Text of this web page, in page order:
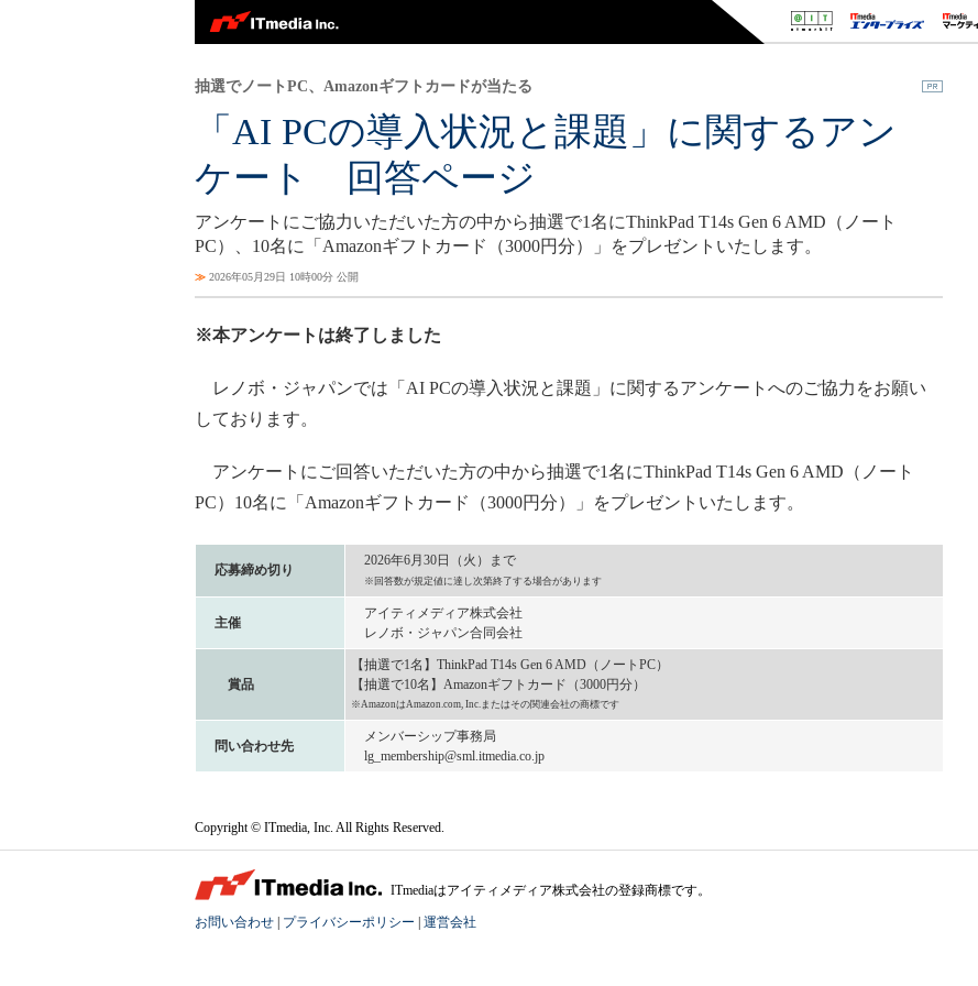
「AI PCの導入状況と課題」に関するアン
ケート 回答ページ
抽選でノートPC、Amazonギフトカードが当たる
アンケートにご協力いただいた方の中から抽選で1名にThinkPad T14s Gen 6 AMD（ノート
PC）、10名に「Amazonギフトカード（3000円分）」をプレゼントいたします。
≫ 2026年05月29日 10時00分 公開
※本アンケートは終了しました
レノボ・ジャパンでは「AI PCの導入状況と課題」に関するアンケートへのご協力をお願い
しております。
アンケートにご回答いただいた方の中から抽選で1名にThinkPad T14s Gen 6 AMD（ノート
PC）10名に「Amazonギフトカード（3000円分）」をプレゼントいたします。
応募締め切り
2026年6月30日（火）まで
※回答数が規定値に達し次第終了する場合があります
主催
アイティメディア株式会社
レノボ・ジャパン合同会社
賞品
【抽選で1名】ThinkPad T14s Gen 6 AMD（ノートPC）
【抽選で10名】Amazonギフトカード（3000円分）
※AmazonはAmazon.com, Inc.またはその関連会社の商標です
問い合わせ先
メンバーシップ事務局
lg_membership@sml.itmedia.co.jp
Copyright © ITmedia, Inc. All Rights Reserved.
ITmediaはアイティメディア株式会社の登録商標です。
お問い合わせ プライバシーポリシー 運営会社